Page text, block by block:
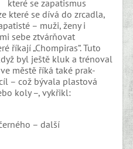
které se zapatismus
které se dívá do zrcadla,
– muži, ženy i
sebe ztvárňovat
říkají „Chompiras“. Tuto
byl ještě kluk a trénoval
městě říká také prak-
– což bývala plastová
koly –, vykřikl:
– další